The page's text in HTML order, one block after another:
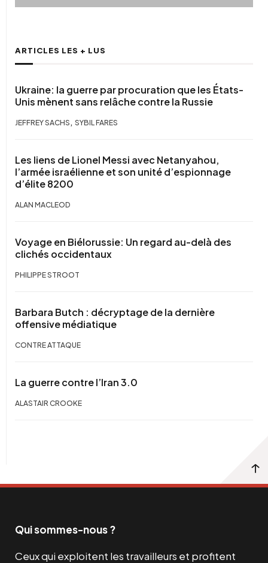
ARTICLES LES + LUS
Ukraine: la guerre par procuration que les États-
Unis mènent sans relâche contre la Russie
JEFFREY SACHS , SYBIL FARES
Les liens de Lionel Messi avec Netanyahou,
l’armée israélienne et son unité d’espionnage
d’élite 8200
ALAN MACLEOD
Voyage en Biélorussie: Un regard au-delà des
clichés occidentaux
PHILIPPE STROOT
Barbara Butch : décryptage de la dernière
offensive médiatique
CONTRE ATTAQUE
La guerre contre l’Iran 3.0
ALASTAIR CROOKE
Qui sommes-nous ?
Ceux qui exploitent les travailleurs et profitent